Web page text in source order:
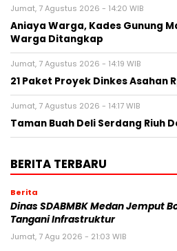
Jumat, 7 Agustus 2026 - 14:20 WIB
Aniaya Warga, Kades Gunung
Warga Ditangkap
Jumat, 7 Agustus 2026 - 14:19 WIB
21 Paket Proyek Dinkes Asahan
Jumat, 7 Agustus 2026 - 14:17 WIB
Taman Buah Deli Serdang Riuh
BERITA TERBARU
Berita
Dinas SDABMBK Medan Jemput
Tangani Infrastruktur
Jumat, 7 Agu 2026 - 21:03 WIB